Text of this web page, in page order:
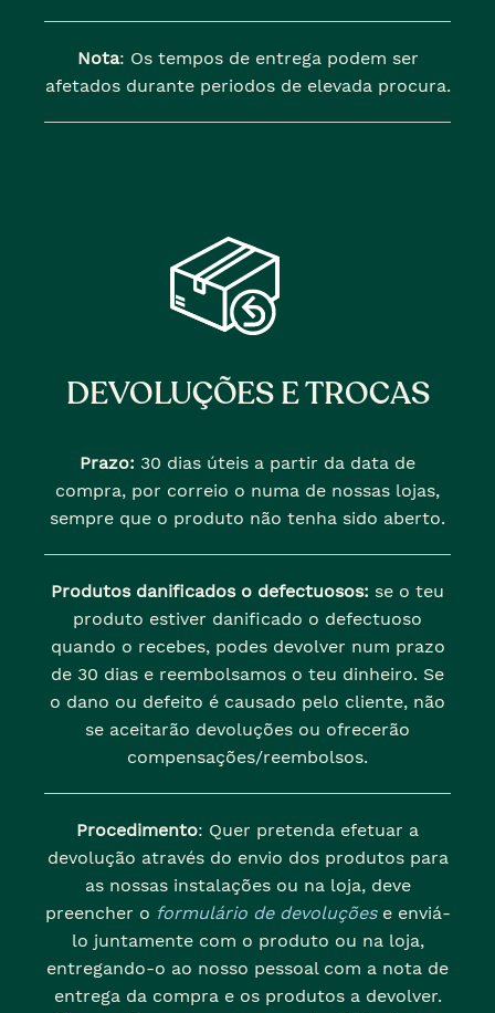
Nota: Os tempos de entrega podem ser
afetados durante periodos de elevada procura.
DEVOLUÇÕES E TROCAS
Prazo: 30 dias úteis a partir da data de
compra, por correio o numa de nossas lojas,
sempre que o produto não tenha sido aberto.
Produtos danificados o defectuosos: se o teu
produto estiver danificado o defectuoso
quando o recebes, podes devolver num prazo
de 30 dias e reembolsamos o teu dinheiro. Se
o dano ou defeito é causado pelo cliente, não
se aceitarão devoluções ou ofrecerão
compensações/reembolsos.
Procedimento: Quer pretenda efetuar a
devolução através do envio dos produtos para
as nossas instalações ou na loja, deve
preencher o formulário de devoluçõese enviá-
lo juntamente com o produto ou na loja,
entregando-o ao nosso pessoal com a nota de
entrega da compra e os produtos a devolver.